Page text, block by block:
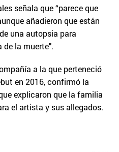
señala que “parece que
añadieron que están
una autopsia para
la muerte".
a la que perteneció
en 2016, confirmó la
explicaron que la familia
el artista y sus allegados.